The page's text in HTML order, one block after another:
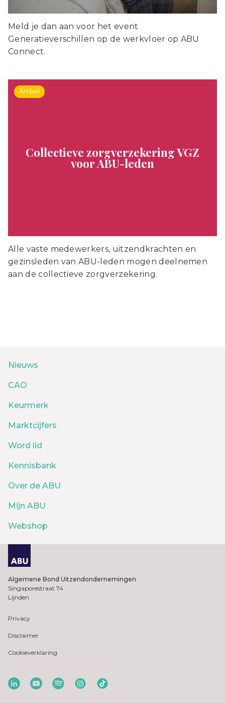
Meld je dan aan voor het event
Generatieverschillen op de werkvloer op ABU
Connect.
Artikel
Collectieve zorgverzekering VGZ
voor ABU-leden
Alle vaste medewerkers, uitzendkrachten en
gezinsleden van ABU-leden mogen deelnemen
aan de collectieve zorgverzekering.
Nieuws
CAO
Keurmerk
Marktcijfers
Word lid
Kennisbank
Over de ABU
Mijn ABU
Webshop
Algemene Bond Uitzendondernemingen
Singaporestraat 74
Lijnden
Privacy
Disclaimer
Cookieverklaring